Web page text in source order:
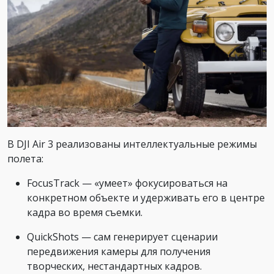
В DJI Air 3 реализованы интеллектуальные режимы
полета:
FocusTrack — «умеет» фокусироваться на
конкретном объекте и удерживать его в центре
кадра во время съемки.
QuickShots — сам генерирует сценарии
передвижения камеры для получения
творческих, нестандартных кадров.